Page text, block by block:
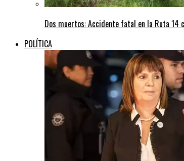
Dos muertos: Accidente fatal en la Ruta 14
POLÍTICA